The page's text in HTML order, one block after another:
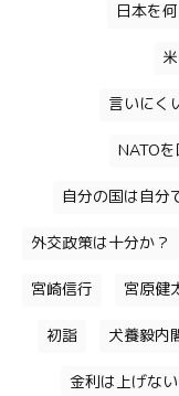
日本を
言いにく
NATO
自分の国は自分
外交政策は十分か？
宮崎信行 宮原健
初詣 犬養毅内
金利は上げない